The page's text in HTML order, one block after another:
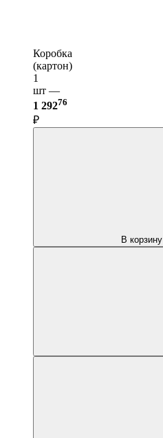
Коробка
(картон)
1
шт —
1 29276
₽
В корзину